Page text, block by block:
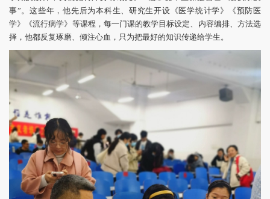
事”。这些年，他先后为本科生、研究生开设《医学统计学》《预防医
学》《流行病学》等课程，每一门课的教学目标设定、内容编排、方法选
择，他都反复琢磨、倾注心血，只为把最好的知识传递给学生。